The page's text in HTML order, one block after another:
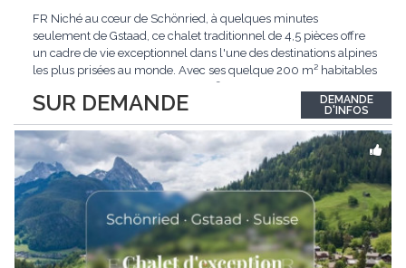
SUR DEMANDE
FR Niché au cœur de Schönried, à quelques minutes
seulement de Gstaad, ce chalet traditionnel de 4,5 pièces offre
un cadre de vie exceptionnel dans l'une des destinations alpines
les plus prisées au monde. Avec ses quelque 200 m² habitables
situation dominante offrant une vue dégagée sur le village de
Gstaad et les sommets...
DEMANDE
D'INFOS